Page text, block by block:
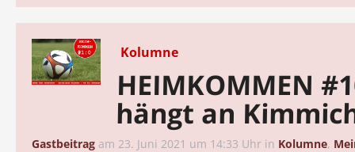
Kolumne
HEIMKOMMEN
hängt an
Gastbeitrag am 23. Juni 2021 um 14:33 Uhr in Kolumne,